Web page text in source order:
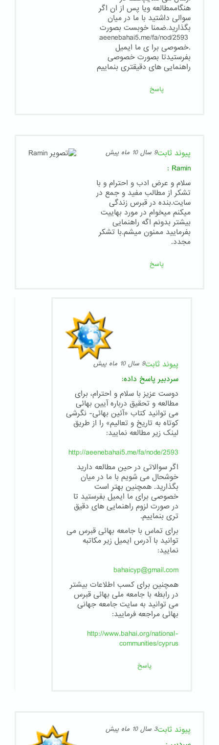
هنگاممطالعه ویا پس از ان اگر
سوالی داشتید با ما در میان
بگذارید.ضمنا خوبست بصورت
.خصوصی برا ی ما ایمیل
بفرستیدتا بصورت خصوصی
راهنمایی های دقیقتری بنماییم
پاسخ
پیوند ثابت9 سال 10 ماه پیش
Ramin
:
سلام و عرض ادب و احترام و با
تشکر از مطالب مفید و جمع در
سایت.بنده در قبرس زندگی
میکنم میخوام در مورد بهاییت
بیشتر بدونم اگه راهنمایی
بفرمایید ممنون میشم.با تشکر
مجدد.
پاسخ
پیوند ثابت9 سال 10 ماه پیش
سردبیر پاسخ داده:
دوست عزیز با سلام و احترام، برای
مطالعه و تحقیق درباره آیین بهائی
می توانید کتاب «آئین بهائی- نگرشی
کوتاه به تاریخ و تعالیم» را از طریق
لینک زیر مطالعه نمایید:
http://aeenebahai5.me/fa/node/2593
اگر سوالاتی در حین مطالعه دارید
خوشحال می شویم با ما در میان
بگذارید. همچنین بهتر است
خصوصی برای ما ایمیل بفرستید تا
در صورت لزوم راهنمایی های دقیق
تری بنماییم.
برای تماس با جامعه بهائی قبرس می
توانید با آدرس ایمیل زیر مکاتبه
نمایید:
bahaicyp@gmail.com
همچنین برای کسب اطلاعات بیشتر
در رابطه با جامعه ملی بهائی قبرس
می توانید به سایت جامعه جهانی
بهائی مراجعه فرمایید:
http://www.bahai.org/national-
communities/cyprus
پاسخ
پیوند ثابت3 سال 10 ماه پیش